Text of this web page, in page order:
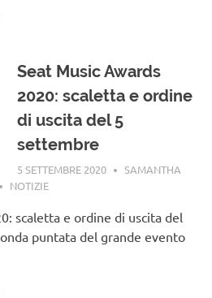
Seat Music Awards
2020: scaletta e ordine
di uscita del 5
settembre
5 SETTEMBRE 2020
SAMANTHA
NOTIZIE
scaletta e ordine di uscita del
puntata del grande evento